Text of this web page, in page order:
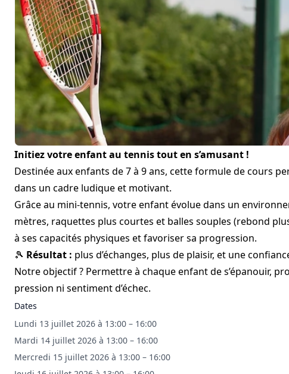
Initiez votre enfant au tennis tout en s’amusant !
Destinée aux enfants de 7 à 9 ans, cette formule de cours
dans un cadre ludique et motivant.
Grâce au mini-tennis, votre enfant évolue dans un
mètres, raquettes plus courtes et balles souples (rebond
à ses capacités physiques et favoriser sa progression.
🎾 Résultat : plus d’échanges, plus de plaisir, et une
Notre objectif ? Permettre à chaque enfant de s’épanouir,
pression ni sentiment d’échec.
Dates
Lundi 13 juillet 2026 à 13:00 – 16:00
Mardi 14 juillet 2026 à 13:00 – 16:00
Mercredi 15 juillet 2026 à 13:00 – 16:00